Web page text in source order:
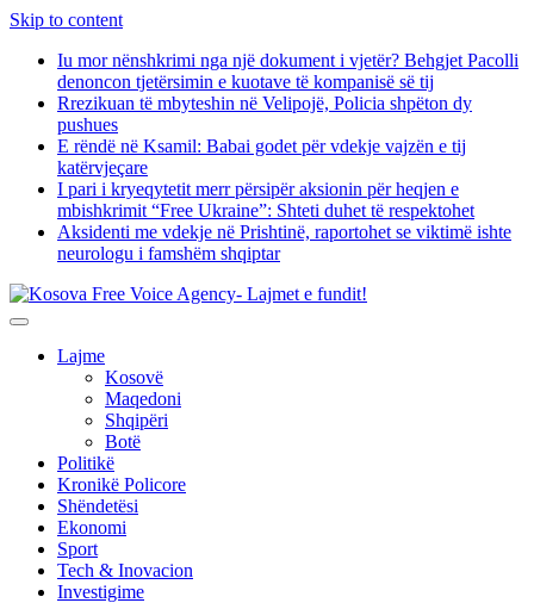
Skip to content
Iu mor nënshkrimi nga një dokument i vjetër? Behgjet Pacolli
denoncon tjetërsimin e kuotave të kompanisë së tij
Rrezikuan të mbyteshin në Velipojë, Policia shpëton dy
pushues
E rëndë në Ksamil: Babai godet për vdekje vajzën e tij
katërvjeçare
I pari i kryeqytetit merr përsipër aksionin për heqjen e
mbishkrimit “Free Ukraine”: Shteti duhet të respektohet
Aksidenti me vdekje në Prishtinë, raportohet se viktimë ishte
neurologu i famshëm shqiptar
Lajme
Kosovë
Maqedoni
Shqipëri
Botë
Politikë
Kronikë Policore
Shëndetësi
Ekonomi
Sport
Tech & Inovacion
Investigime